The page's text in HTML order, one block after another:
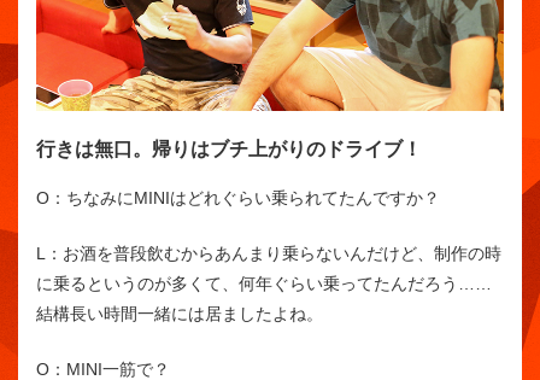
行きは無口。帰りはブチ上がりのドライブ！
O： ちなみにMINIはどれぐらい乗られてたんですか？
L： お酒を普段飲むからあんまり乗らないんだけど、制作の時
に乗るというのが多くて、何年ぐらい乗ってたんだろう……
結構長い時間一緒には居ましたよね。
O： MINI一筋で？